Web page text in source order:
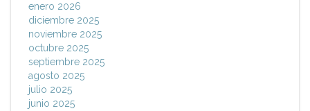
enero 2026
diciembre 2025
noviembre 2025
octubre 2025
septiembre 2025
agosto 2025
julio 2025
junio 2025